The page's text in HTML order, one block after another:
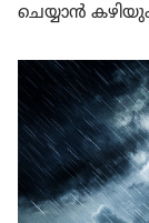
ചെയ്യാൻ